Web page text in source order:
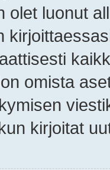
olet luonut
omista
kirjoitat